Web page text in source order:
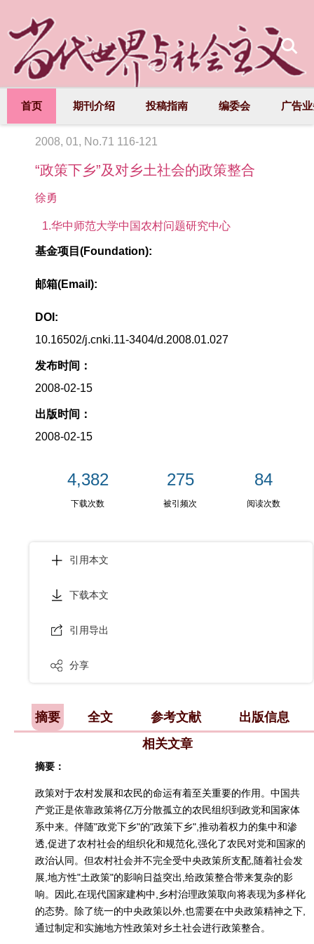
首页 期刊介绍 投稿指南 编委会 广告
2008, 01, No.71 116-121
“政策下乡”及对乡土社会的政策整合
徐勇
1.华中师范大学中国农村问题研究中心
基金项目(Foundation):
邮箱(Email):
DOI:
10.16502/j.cnki.11-3404/d.2008.01.027
发布时间：
2008-02-15
出版时间：
2008-02-15
4,382 275 84
下载次数 被引频次 阅读次数
引用本文
下载本文
引用导出
分享
摘要 全文 参考文献
出版信息
相关文章
摘要：
政策对于农村发展和农民的命运有着至关重要的作用。中国共
产党正是依靠政策将亿万分散孤立的农民组织到政党和国家体
系中来。伴随"政党下乡"的"政策下乡",推动着权力的集中和渗
透,促进了农村社会的组织化和规范化,强化了农民对党和国家的
政治认同。但农村社会并不完全受中央政策所支配,随着社会发
展,地方性"土政策"的影响日益突出,给政策整合带来复杂的影
响。因此,在现代国家建构中,乡村治理政策取向将表现为多样化
的态势。除了统一的中央政策以外,也需要在中央政策精神之下,
通过制定和实施地方性政策对乡土社会进行政策整合。